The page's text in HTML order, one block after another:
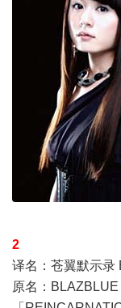
2
译名：苍翼默示录
原名：